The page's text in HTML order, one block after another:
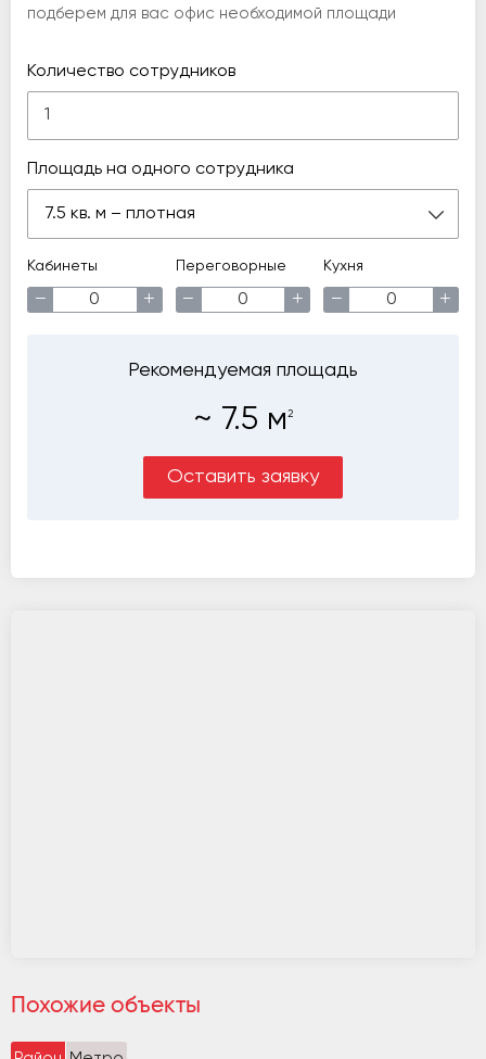
подберем для вас офис необходимой площади
Количество сотрудников
Площадь на одного сотрудника
7.5 кв. м – плотная
Кабинеты
− +
Переговорные
− +
Кухня
− +
Рекомендуемая площадь
~ 7.5 м 2
Оставить заявку
Похожие объекты